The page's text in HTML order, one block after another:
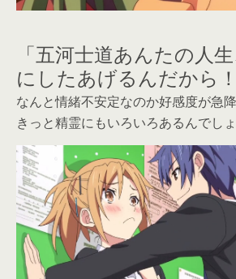
「五河士道あんたの人
にしたあげるんだから！
なんと情緒不安定なのか好感度が急降
きっと精霊にもいろいろあるんでしょ